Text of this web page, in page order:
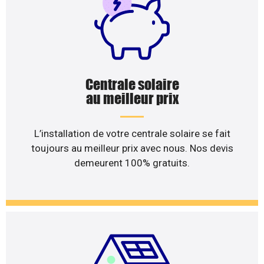
Centrale solaire
au meilleur prix
L’installation de votre centrale solaire se fait
toujours au meilleur prix avec nous. Nos devis
demeurent 100% gratuits.